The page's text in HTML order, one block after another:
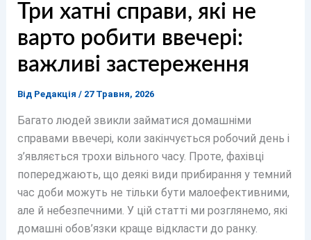
Три хатні справи, які не
варто робити ввечері:
важливі застереження
Від Редакція / 27 Травня, 2026
Багато людей звикли займатися домашніми
справами ввечері, коли закінчується робочий день і
з’являється трохи вільного часу. Проте, фахівці
попереджають, що деякі види прибирання у темний
час доби можуть не тільки бути малоефективними,
але й небезпечними. У цій статті ми розглянемо, які
домашні обов’язки краще відкласти до ранку.